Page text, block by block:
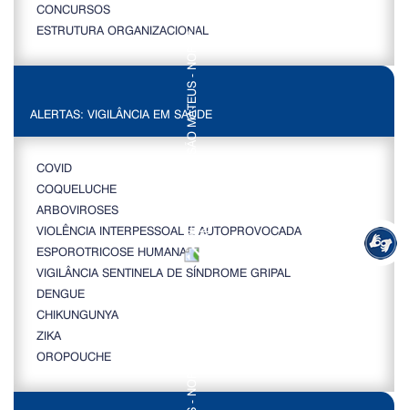
CONCURSOS
ESTRUTURA ORGANIZACIONAL
ALERTAS: VIGILÂNCIA EM SAÚDE
COVID
COQUELUCHE
ARBOVIROSES
VIOLÊNCIA INTERPESSOAL E AUTOPROVOCADA
ESPOROTRICOSE HUMANA
VIGILÂNCIA SENTINELA DE SÍNDROME GRIPAL
DENGUE
CHIKUNGUNYA
ZIKA
OROPOUCHE